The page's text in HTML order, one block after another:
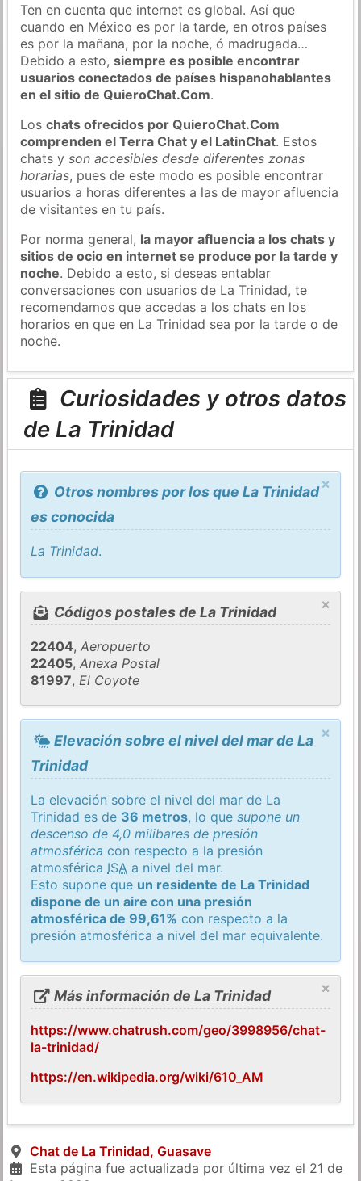
Ten en cuenta que internet es global. Así que
cuando en México es por la tarde, en otros países
es por la mañana, por la noche, ó madrugada…
Debido a esto,siempre es posible encontrar
usuarios conectados de países hispanohablantes
en el sitio de QuieroChat.Com.
Loschats ofrecidos por QuieroChat.Com
comprenden el Terra Chat y el LatinChat. Estos
chats yson accesibles desde diferentes zonas
horarias, pues de este modo es posible encontrar
usuarios a horas diferentes a las de mayor afluencia
de visitantes en tu país.
Por norma general, la mayor afluencia a los chats y
sitios de ocio en internet se produce por la tarde y
noche. Debido a esto, si deseas entablar
conversaciones con usuarios de La Trinidad, te
recomendamos que accedas a los chats en los
horarios en que en La Trinidad sea por la tarde o de
noche.
Curiosidades y otros datos
de La Trinidad
×
Otros nombres por los que La Trinidad
es conocida
La Trinidad.
×
Códigos postales de La Trinidad
22404,Aeropuerto
22405,Anexa Postal
81997, El Coyote
×
Elevación sobre el nivel del mar de La
Trinidad
La elevación sobre el nivel del mar de La
Trinidad es de 36 metros, lo quesupone un
descenso de 4,0 milibares de presión
atmosférica con respecto a la presión
atmosférica ISA a nivel del mar.
Esto supone que un residente de La Trinidad
dispone de un aire con una presión
atmosférica de 99,61% con respecto a la
presión atmosférica a nivel del mar equivalente.
×
Más información de La Trinidad
https://www.chatrush.com/geo/3998956/chat-
la-trinidad/
https://en.wikipedia.org/wiki/610_AM
Chat de La Trinidad, Guasave
Esta página fue actualizada por última vez el 21 de